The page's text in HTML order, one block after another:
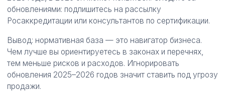
обновлениями: подпишитесь на рассылку
Росаккредитации или консультантов по сертификации.
Вывод: нормативная база — это навигатор бизнеса.
Чем лучше вы ориентируетесь в законах и перечнях,
тем меньше рисков и расходов. Игнорировать
обновления 2025–2026 годов значит ставить под угрозу
продажи.